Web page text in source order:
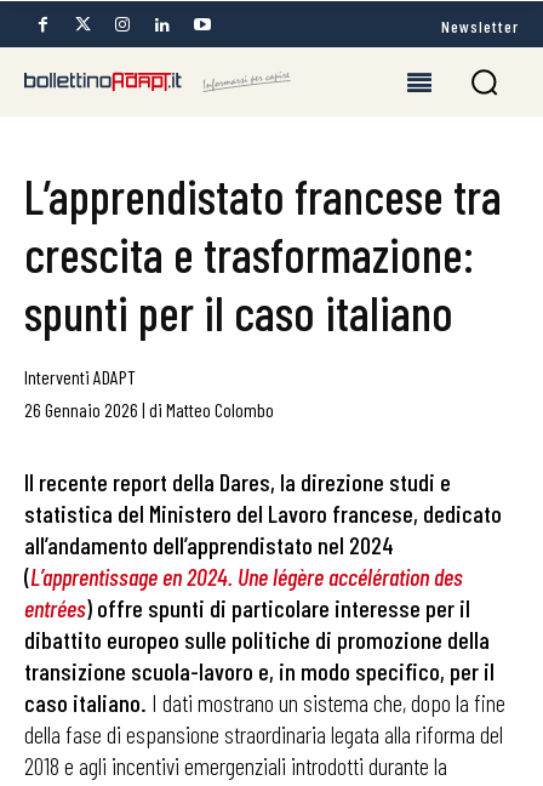
Newsletter
L’apprendistato francese tra
crescita e trasformazione:
spunti per il caso italiano
Interventi ADAPT
26 Gennaio 2026 | di Matteo Colombo
Il recente report della Dares, la direzione studi e
statistica del Ministero del Lavoro francese, dedicato
all’andamento dell’apprendistato nel 2024
(L’apprentissage en 2024. Une légère accélération des
entrées) offre spunti di particolare interesse per il
dibattito europeo sulle politiche di promozione della
transizione scuola-lavoro e, in modo specifico, per il
caso italiano. I dati mostrano un sistema che, dopo la fine
della fase di espansione straordinaria legata alla riforma del
2018 e agli incentivi emergenziali introdotti durante la